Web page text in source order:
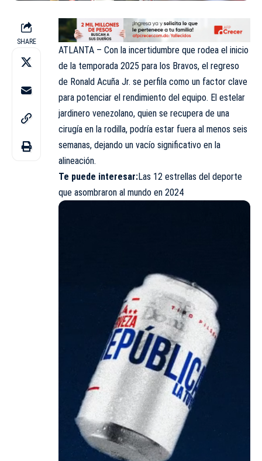
SHARE
ATLANTA – Con la incertidumbre que rodea el inicio
de la temporada 2025 para los Bravos, el regreso
de Ronald Acuña Jr. se perfila como un factor clave
para potenciar el rendimiento del equipo. El estelar
jardinero venezolano, quien se recupera de una
cirugía en la rodilla, podría estar fuera al menos seis
semanas, dejando un vacío significativo en la
alineación.
Te puede interesar:Las 12 estrellas del deporte
que asombraron al mundo en 2024